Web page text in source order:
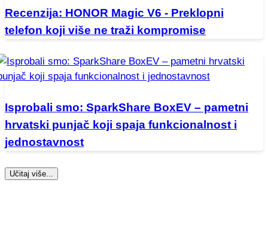
Recenzija: HONOR Magic V6 - Preklopni
telefon koji više ne traži kompromise
Isprobali smo: SparkShare BoxEV – pametni
hrvatski punjač koji spaja funkcionalnost i
jednostavnost
Učitaj više...